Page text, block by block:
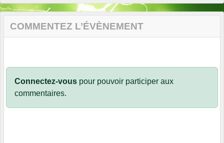
COMMENTEZ L’ÉVÈNEMENT
Connectez-vous pour pouvoir participer aux
commentaires.